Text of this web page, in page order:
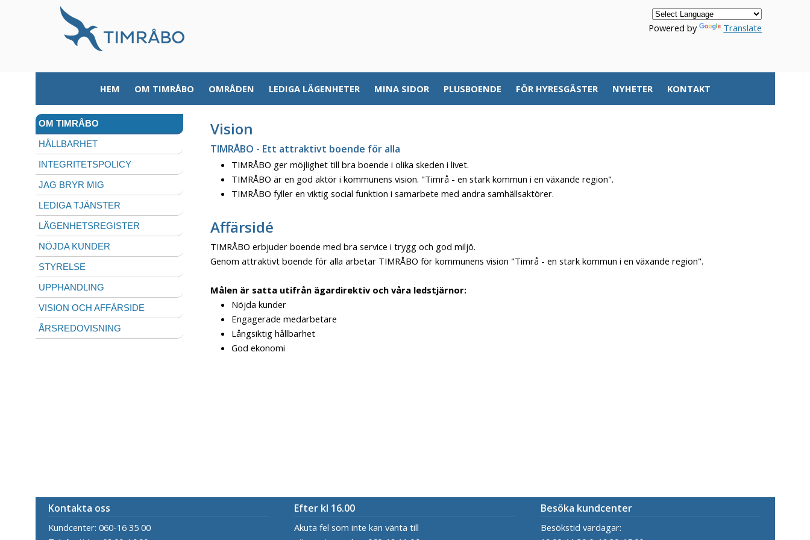
Powered by Translate
HEM OM TIMRÅBO OMRÅDEN LEDIGA LÄGENHETER MINA SIDOR PLUSBOENDE FÖR HYRESGÄSTER NYHETER KONTAKT
OM TIMRÅBO
HÅLLBARHET
INTEGRITETSPOLICY
JAG BRYR MIG
LEDIGA TJÄNSTER
LÄGENHETSREGISTER
NÖJDA KUNDER
STYRELSE
UPPHANDLING
VISION OCH AFFÄRSIDE
ÅRSREDOVISNING
Vision
TIMRÅBO - Ett attraktivt boende för alla
TIMRÅBO ger möjlighet till bra boende i olika skeden i livet.
TIMRÅBO är en god aktör i kommunens vision. "Timrå - en stark kommun i en växande region".
TIMRÅBO fyller en viktig social funktion i samarbete med andra samhällsaktörer.
Affärsidé
TIMRÅBO erbjuder boende med bra service i trygg och god miljö.
Genom attraktivt boende för alla arbetar TIMRÅBO för kommunens vision "Timrå - en stark kommun i en växande region".
Målen är satta utifrån ägardirektiv och våra ledstjärnor:
Nöjda kunder
Engagerade medarbetare
Långsiktig hållbarhet
God ekonomi
Kontakta oss
Kundcenter: 060-16 35 00
Efter kl 16.00
Akuta fel som inte kan vänta till
Besöka kundcenter
Besökstid vardagar: